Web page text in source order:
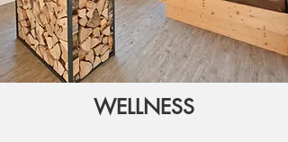
WELLNESS